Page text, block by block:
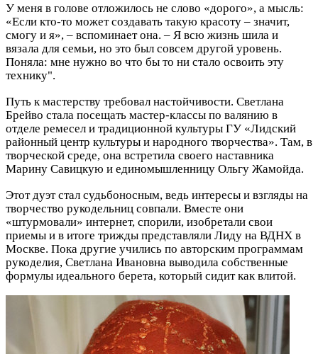
У меня в голове отложилось не слово «дорого», а мысль:
«Если кто-то может создавать такую красоту – значит,
смогу и я», – вспоминает она. – Я всю жизнь шила и
вязала для семьи, но это был совсем другой уровень.
Поняла: мне нужно во что бы то ни стало освоить эту
технику".
Путь к мастерству требовал настойчивости. Светлана
Брейво стала посещать мастер-классы по валянию в
отделе ремесел и традиционной культуры ГУ «Лидский
районный центр культуры и народного творчества». Там, в
творческой среде, она встретила своего наставника
Марину Савицкую и единомышленницу Ольгу Жамойда.
Этот дуэт стал судьбоносным, ведь интересы и взгляды на
творчество рукодельниц совпали. Вместе они
«штурмовали» интернет, спорили, изобретали свои
приемы и в итоге трижды представляли Лиду на ВДНХ в
Москве. Пока другие учились по авторским программам
рукоделия, Светлана Ивановна выводила собственные
формулы идеального берета, который сидит как влитой.